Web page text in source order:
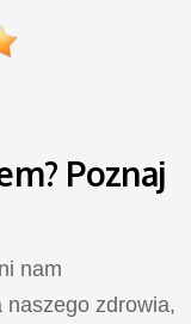
Poznaj
nam
zdrowia,